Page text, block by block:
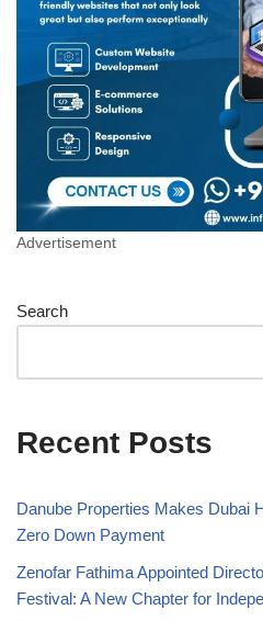
Advertisement
Search
Recent Posts
Danube Properties Makes Dubai
Zero Down Payment
Zenofar Fathima Appointed
Festival: A New Chapter for